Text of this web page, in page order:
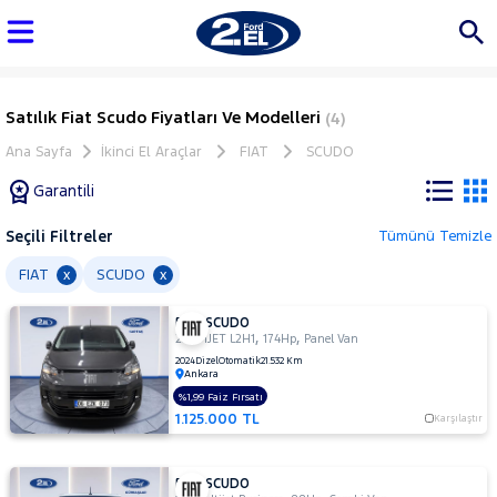
Satılık Fiat Scudo Fiyatları Ve Modelleri (4)
Ana Sayfa İkinci El Araçlar FIAT SCUDO
Garantili
Tüm
Araçlar
AUDI
BMC
BMW
BYD
Seçili Filtreler Tümünü Temizle
FIAT x SCUDO x
FIAT SCUDO
2.0 MJET L2H1 ,174Hp, Panel Van
2024DizelOtomatik21.532 Km
Ankara
1.125.000 TL Karşılaştır
%1,99 Faiz Fırsatı
FIAT SCUDO